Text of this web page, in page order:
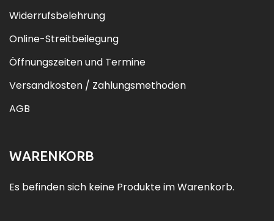
Widerrufsbelehrung
Online-Streitbeilegung
Öffnungszeiten und Termine
Versandkosten / Zahlungsmethoden
AGB
WARENKORB
Es befinden sich keine Produkte im Warenkorb.